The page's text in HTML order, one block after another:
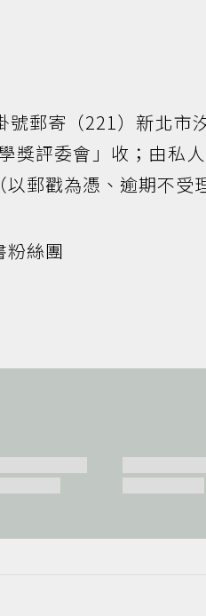
郵寄（221）新北市
獎評委會」收；由私
郵戳為憑、逾期不受理
粉絲團